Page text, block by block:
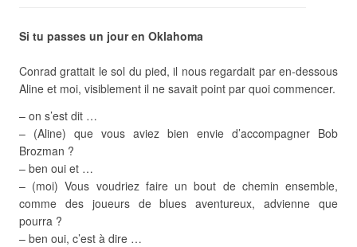
Si tu passes un jour en Oklahoma
Conrad grattait le sol du pied, il nous regardait par en-dessous
Aline et moi, visiblement il ne savait point par quoi commencer.
– on s’est dit …
– (Aline) que vous aviez bien envie d’accompagner Bob
Brozman ?
– ben oui et …
– (moi) Vous voudriez faire un bout de chemin ensemble,
comme des joueurs de blues aventureux, advienne que
pourra ?
– ben oui, c’est à dire …